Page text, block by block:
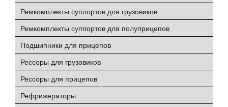
Ремкомплекты суппортов для грузовиков
Ремкомплекты суппортов для полуприцепов
Подшипники для прицепов
Рессоры для грузовиков
Рессоры для прицепов
Рефрижераторы